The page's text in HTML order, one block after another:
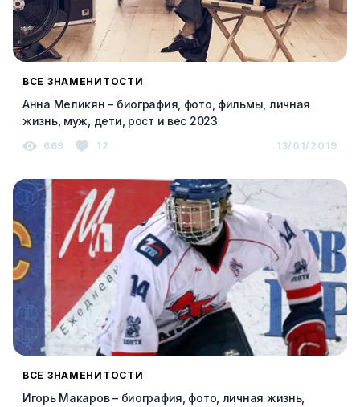
ВСЕ ЗНАМЕНИТОСТИ
Анна Меликян – биография, фото, фильмы, личная
жизнь, муж, дети, рост и вес 2023
669 12 13/01/2019
ВСЕ ЗНАМЕНИТОСТИ
Игорь Макаров – биография, фото, личная жизнь,